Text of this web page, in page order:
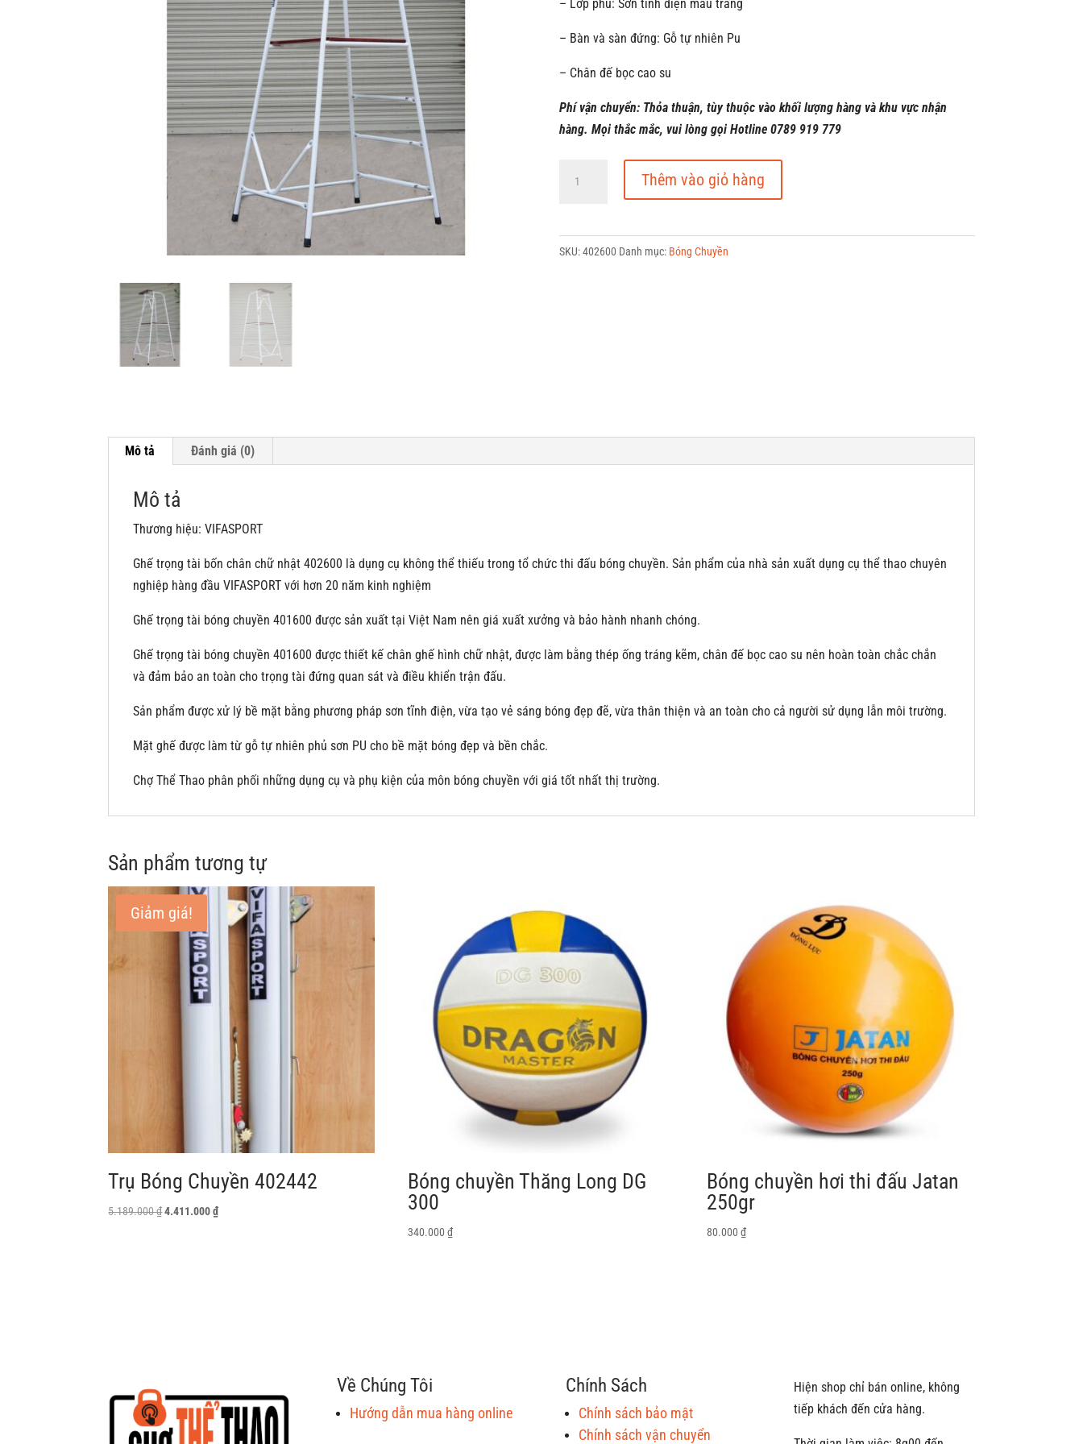
– Lớp phủ: Sơn tĩnh điện màu trắng
– Bàn và sàn đứng: Gỗ tự nhiên Pu
– Chân đế bọc cao su
Phí vận chuyển: Thỏa thuận, tùy thuộc vào khối lượng hàng và khu vực nhận
hàng. Mọi thắc mắc, vui lòng gọi Hotline 0789 919 779
Bóng
Chuyền
Thêm vào giỏ hàng
SKU:402600 Danh mục: Bóng Chuyền
Mô tả Đánh giá (0)
Mô tả
Thương hiệu: VIFASPORT
Ghế trọng tài bốn chân chữ nhật 402600 là dụng cụ không thể thiếu trong tổ chức thi đấu bóng chuyền. Sản phẩm của nhà sản xuất dụng cụ thể thao chuyên
nghiệp hàng đầu VIFASPORT với hơn 20 năm kinh nghiệm
Ghế trọng tài bóng chuyền 401600 được sản xuất tại Việt Nam nên giá xuất xưởng và bảo hành nhanh chóng.
Ghế trọng tài bóng chuyền 401600 được thiết kế chân ghế hình chữ nhật, được làm bằng thép ống tráng kẽm, chân đế bọc cao su nên hoàn toàn chắc chắn
và đảm bảo an toàn cho trọng tài đứng quan sát và điều khiển trận đấu.
Sản phẩm được xử lý bề mặt bằng phương pháp sơn tĩnh điện, vừa tạo vẻ sáng bóng đẹp đẽ, vừa thân thiện và an toàn cho cả người sử dụng lẫn môi trường.
Mặt ghế được làm từ gỗ tự nhiên phủ sơn PU cho bề mặt bóng đẹp và bền chắc.
Chợ Thể Thao phân phối những dụng cụ và phụ kiện của môn bóng chuyền với giá tốt nhất thị trường.
Sản phẩm tương tự
Giảm giá!
Trụ Bóng Chuyền 402442
5.189.000₫Giá
4.411.000₫Giá
Bóng chuyền Thăng Long DG
300
340.000 ₫
Bóng chuyền hơi thi đấu Jatan
250gr
80.000₫
Về Chúng Tôi
Hướng dẫn mua hàng online
Chính Sách
Chính sách bảo mật
Chính sách vận chuyển
Hiện shop chỉ bán online, không
tiếp khách đến cửa hàng.